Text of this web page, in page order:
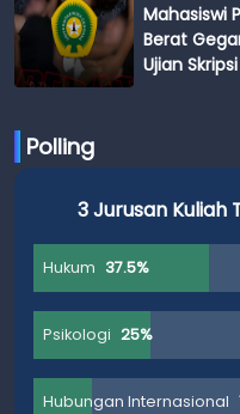
Mahasiswi
Berat
Ujian Skripsi
Polling
3 Jurusan Kuliah
Hukum 37.5%
Psikologi 25%
Hubungan Internasional